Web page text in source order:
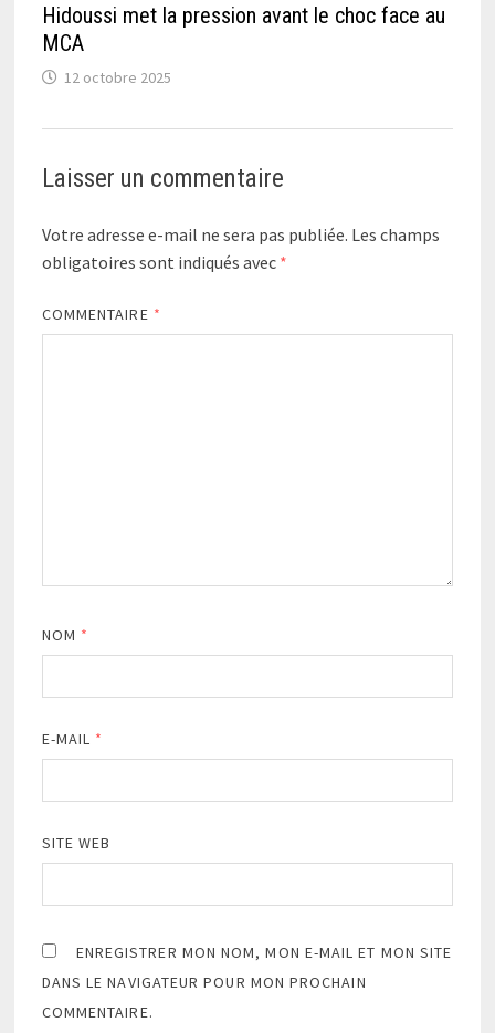
Hidoussi met la pression avant le choc face au
MCA
12 octobre 2025
Laisser un commentaire
Votre adresse e-mail ne sera pas publiée. Les champs
obligatoires sont indiqués avec *
COMMENTAIRE *
NOM *
E-MAIL *
SITE WEB
ENREGISTRER MON NOM, MON E-MAIL ET MON SITE
DANS LE NAVIGATEUR POUR MON PROCHAIN
COMMENTAIRE.